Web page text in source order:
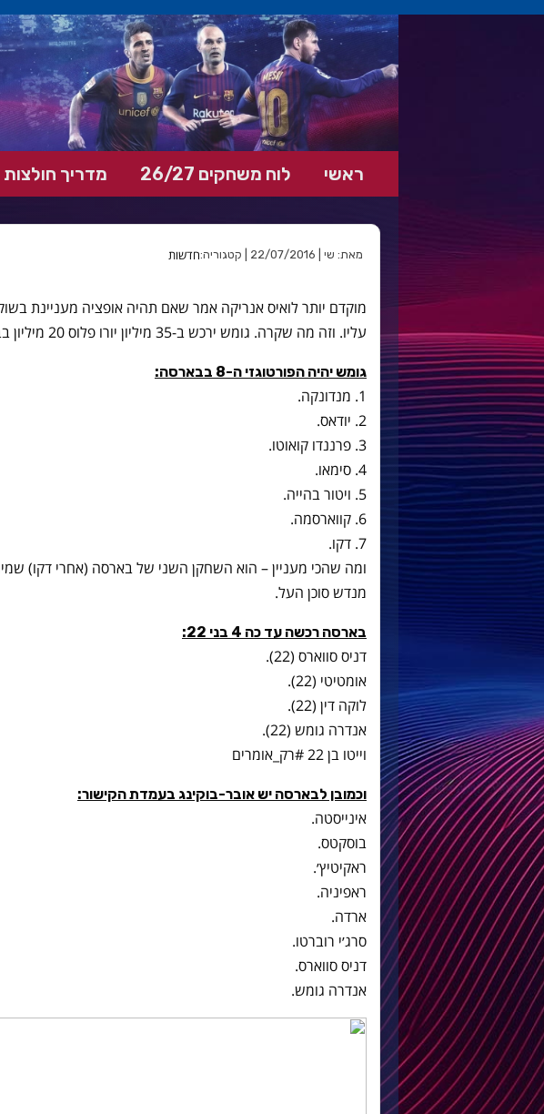
ראשי לוח משחקים 26/27 מדריך חולצותאנדרה
מאת: שי | 22/07/2016 | קטגוריה: חדשות
מוקדם יותר לואיס אנריקה אמר שאם תהיה אופציה מעניינת
עליו. וזה מה שקרה. גומש ירכש ב-35 מיליון יורו פלוס 20 מיליון בבונוסים.
גומש יהיה הפורטוגזי ה-8 בבארסה:
1. מנדונקה.
2. יודאס.
3. פרננדו קואוטו.
4. סימאו.
5. ויטור בהייה.
6. קווארסמה.
7. דקו.
ומה שהכי מעניין – הוא השחקן השני של בארסה (אחרי דקו)
מנדש סוכן העל.
בארסה רכשה עד כה 4 בני 22:
דניס סווארס (22).
אומטיטי (22).
לוקה דין (22).
אנדרה גומש (22).
וייטו בן 22 ‫#‏רק_אומרים‬
וכמובן לבארסה יש אובר-בוקינג בעמדת הקישור:
אינייסטה.
בוסקטס.
ראקיטיץ׳.
ראפיניה.
ארדה.
סרג׳י רוברטו.
דניס סווארס.
אנדרה גומש.